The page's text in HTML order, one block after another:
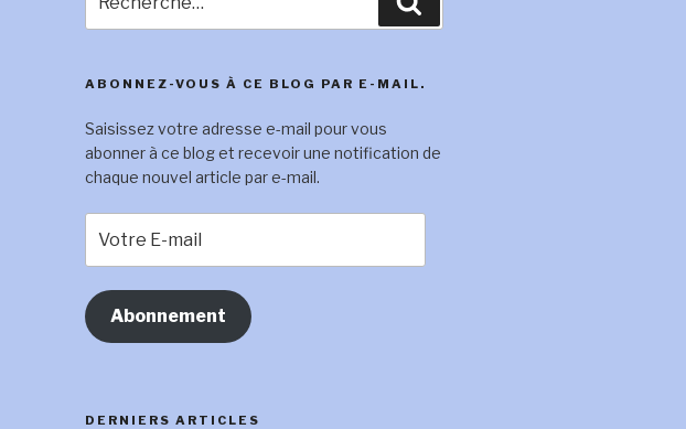
pour
:
ABONNEZ-VOUS À CE BLOG PAR E-MAIL.
Saisissez votre adresse e-mail pour vous
abonner à ce blog et recevoir une notification de
chaque nouvel article par e-mail.
mail
Abonnement
DERNIERS ARTICLES